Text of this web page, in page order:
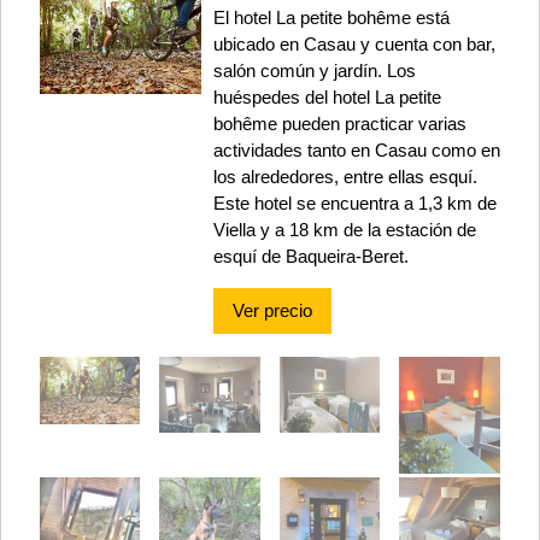
El hotel La petite bohême está
ubicado en Casau y cuenta con bar,
salón común y jardín. Los
huéspedes del hotel La petite
bohême pueden practicar varias
actividades tanto en Casau como en
los alrededores, entre ellas esquí.
Este hotel se encuentra a 1,3 km de
Viella y a 18 km de la estación de
esquí de Baqueira-Beret.
Ver precio